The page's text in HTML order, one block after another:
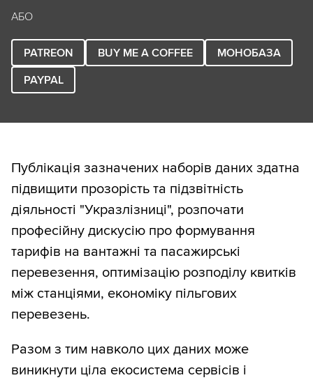
АБО
PATREON BUY ME A COFFEE
МОНОБАЗА
PAYPAL
Публікація зазначених наборів даних здатна
підвищити прозорість та підзвітність
діяльності "Укразлізниці", розпочати
професійну дискусію про формування
тарифів на вантажні та пасажирські
перевезення, оптимізацію розподілу квитків
між станціями, економіку пільгових
перевезень.
Разом з тим навколо цих даних може
виникнути ціла екосистема сервісів і